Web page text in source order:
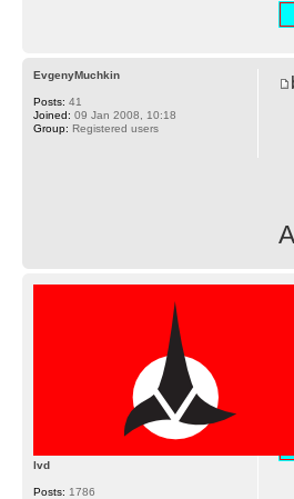
EvgenyMuchkin
Posts: 41
Joined: 09 Jan 2008, 10:18
Group: Registered users
lvd
Posts: 1786